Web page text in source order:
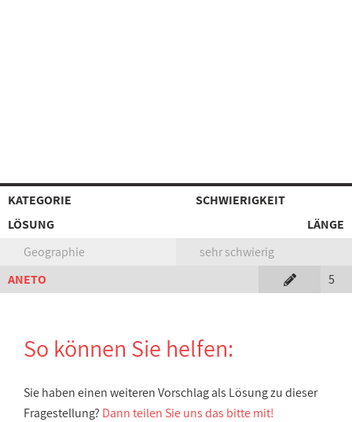
KATEGORIE
SCHWIERIGKEIT
LÖSUNG
LÄNGE
Geographie
sehr schwierig
ANETO
5
So können Sie helfen:
Sie haben einen weiteren Vorschlag als Lösung zu dieser
Fragestellung? Dann teilen Sie uns das bitte mit!